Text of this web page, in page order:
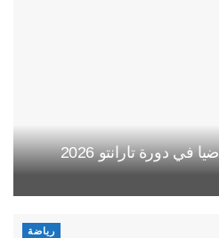
رياضة